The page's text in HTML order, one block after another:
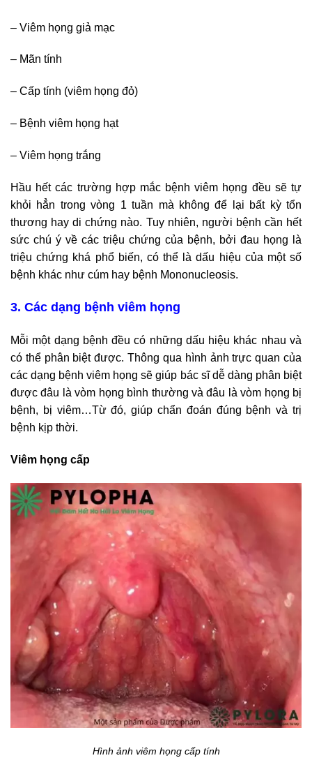
– Viêm họng giả mạc
– Mãn tính
– Cấp tính (viêm họng đỏ)
– Bệnh viêm họng hạt
– Viêm họng trắng
Hầu hết các trường hợp mắc bệnh viêm họng đều sẽ tự
khỏi hẳn trong vòng 1 tuần mà không để lại bất kỳ tổn
thương hay di chứng nào. Tuy nhiên, người bệnh cần hết
sức chú ý về các triệu chứng của bệnh, bởi đau họng là
triệu chứng khá phổ biến, có thể là dấu hiệu của một số
bệnh khác như cúm hay bệnh Mononucleosis.
3. Các dạng bệnh viêm họng
Mỗi một dạng bệnh đều có những dấu hiệu khác nhau và
có thể phân biệt được. Thông qua hình ảnh trực quan của
các dạng bệnh viêm họng sẽ giúp bác sĩ dễ dàng phân biệt
được đâu là vòm họng bình thường và đâu là vòm họng bị
bệnh, bị viêm…Từ đó, giúp chẩn đoán đúng bệnh và trị
bệnh kịp thời.
Viêm họng cấp
Hình ảnh viêm họng cấp tính